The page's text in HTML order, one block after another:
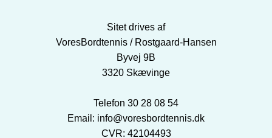
Sitet drives af
VoresBordtennis / Rostgaard-Hansen
Byvej 9B
3320 Skævinge
Telefon 30 28 08 54
Email: info@voresbordtennis.dk
CVR: 42104493